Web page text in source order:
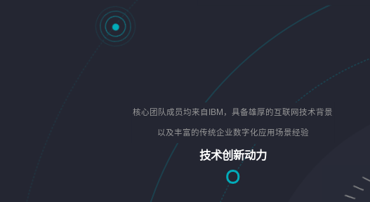
核心团队成员均来自IBM，具备雄厚的互联网技术背景
以及丰富的传统企业数字化应用场景经验
技术创新动力